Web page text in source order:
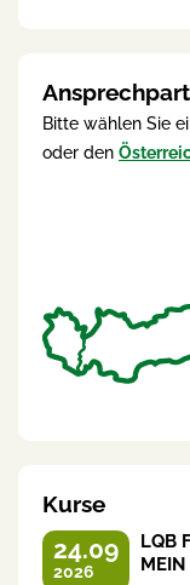
Bitte wählen Sie
oder den
Kurse
24.09
2026
LQB